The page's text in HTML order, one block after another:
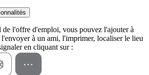
de l'offre d'emploi, vous pouvez l'ajouter à
à un ami, l'imprimer, localiser le lieu
en cliquant sur :